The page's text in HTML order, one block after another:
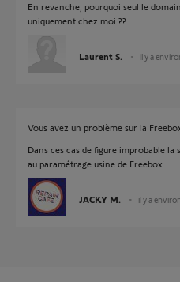
En revanche, pourquoi seul le
uniquement chez moi ??
Laurent S. il y a
Vous avez un problème sur la
Dans ces cas de figure improbable
au paramétrage usine de Freebox.
JACKY M. il y a